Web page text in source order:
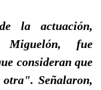
la actuación,
Miguelón, fue
consideran que
Señalaron,